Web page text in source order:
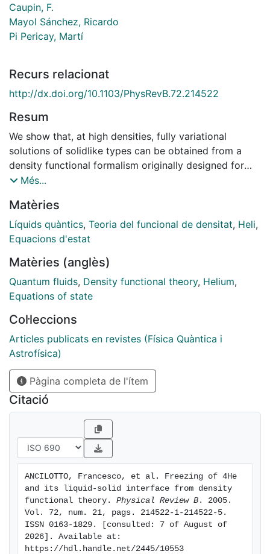
Caupin, F.
Mayol Sánchez, Ricardo
Pi Pericay, Martí
Recurs relacionat
http://dx.doi.org/10.1103/PhysRevB.72.214522
Resum
We show that, at high densities, fully variational
solutions of solidlike types can be obtained from a
density functional formalism originally designed for
liquid 4He . Motivated by this finding, we propose an
solid phase and the freezing transition of liquid 4He at
zero temperature. The density profile of the interface
between liquid and the (0001) surface of the 4He
evaluated. The interfacial tension is found to be in
semiquantitative agreement with experiments and with
other microscopic calculations. This opens the
methods to study highly nonhomogeneous systems,
like 4He interacting with strongly attractive impurities
and/or substrates, or the nucleation of the solid phase
in the metastable liquid.
Més...
Matèries
Líquids quàntics, Teoria del funcional de densitat, Heli,
Equacions d'estat
Matèries (anglès)
Quantum fluids, Density functional theory, Helium,
Equations of state
Col·leccions
Articles publicats en revistes (Física Quàntica i
Astrofísica)
Pàgina completa de l'ítem
Citació
ANCILOTTO, Francesco, et al. Freezing of 4He
and its liquid-solid interface from density
functional theory. Physical Review B . 2005.
Vol. 72, num. 21, pags. 214522-1-214522-5.
ISSN 0163-1829. [consulted: 7 of August of
2026]. Available at:
https://hdl.handle.net/2445/10553